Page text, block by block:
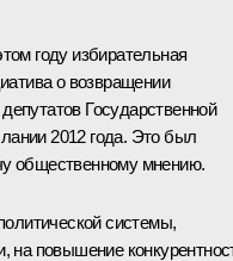
году избирательная
о возвращении
Государственной
2012 года. Это был
общественному мнению.
системы,
на повышение